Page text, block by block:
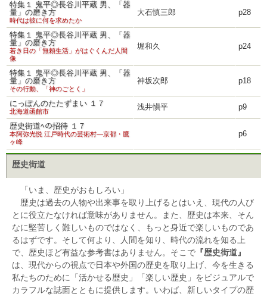
特集１ 鬼平◎長谷川平蔵 男、「器
量」の磨き方
時代は彼に何を求めたか
大石慎三郎 p28
特集１ 鬼平◎長谷川平蔵 男、「器
量」の磨き方
若き日の「無頼生活」がはぐくんだ人間
像
堀和久 p24
特集１ 鬼平◎長谷川平蔵 男、「器
量」の磨き方
その行動、「神のごとく」
神坂次郎 p18
にっぽんのたたずまい １７
北海道函館市 浅井愼平 p9
歴史街道ﾍの招待 １７
本阿弥光悦 江戸時代の芸術村―京都・鷹
ヶ峰
p6
歴史街道
「いま、歴史がおもしろい」
歴史は過去の人物や出来事を取り上げるとはいえ、現代の人び
とに役立たなければ意味がありません。また、歴史は本来、そん
なに堅苦しく難しいものではなく、もっと身近で楽しいものであ
るはずです。そして何より、人間を知り、時代の流れを知る上
で、歴史ほど有益な参考書はありません。そこで 『歴史街道』
は、現代からの視点で日本や外国の歴史を取り上げ、今を生きる
私たちのために「活かせる歴史」「楽しい歴史」をビジュアルで
カラフルな誌面とともに提供します。いわば、新しいタイプの歴